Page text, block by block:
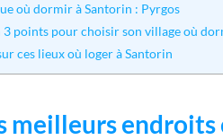
où dormir à Santorin : Pyrgos
3 points pour choisir son village où
ces lieux où loger à Santorin
meilleurs